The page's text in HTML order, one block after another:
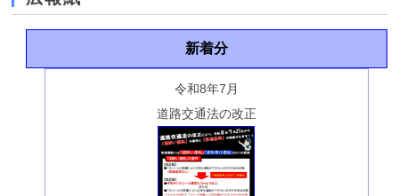
新着分
令和8年7月
道路交通法の改正